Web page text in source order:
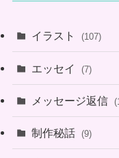
イラスト (107)
エッセイ (7)
メッセージ返信
制作秘話 (9)